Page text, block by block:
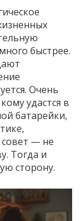
быстрее.
Очень
удастся в
батарейки,
— не
Тогда и
сторону.